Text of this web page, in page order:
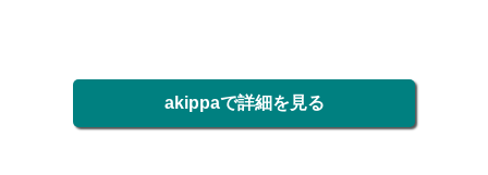
akippaで詳細を見る